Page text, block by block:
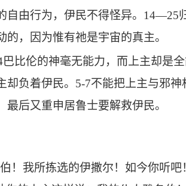
自由行为，伊民不得怪异。 14—25
的，因为惟有祂是宇宙的真主。
巴比伦的神毫无能力，而上主却是
却负着伊民。 5-7不能把上主与邪神
最后又重申居鲁士要解救伊民。
！我所拣选的伊撒尔！如今你听吧